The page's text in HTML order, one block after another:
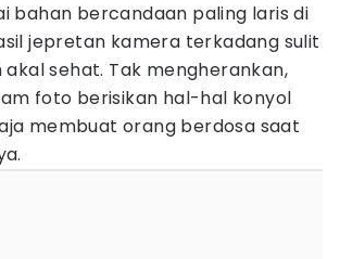
bahan bercandaan paling laris di
jepretan kamera terkadang sulit
akal sehat. Tak mengherankan,
foto berisikan hal-hal konyol
membuat orang berdosa saat